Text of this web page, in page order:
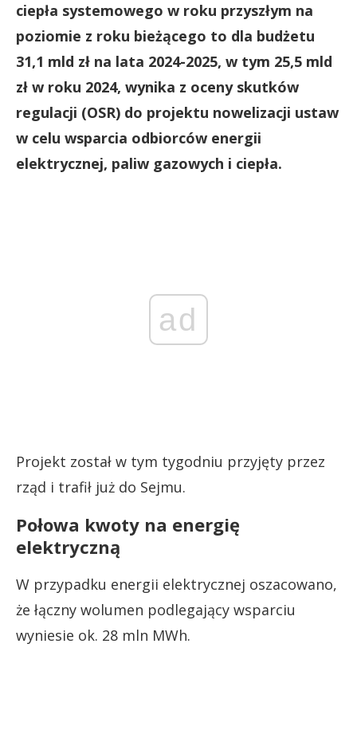
ciepła systemowego w roku przyszłym na
poziomie z roku bieżącego to dla budżetu
31,1 mld zł na lata 2024-2025, w tym 25,5 mld
zł w roku 2024, wynika z oceny skutków
regulacji (OSR) do projektu nowelizacji ustaw
w celu wsparcia odbiorców energii
elektrycznej, paliw gazowych i ciepła.
ad
Projekt został w tym tygodniu przyjęty przez
rząd i trafił już do Sejmu.
Połowa kwoty na energię
elektryczną
W przypadku energii elektrycznej oszacowano,
że łączny wolumen podlegający wsparciu
wyniesie ok. 28 mln MWh.